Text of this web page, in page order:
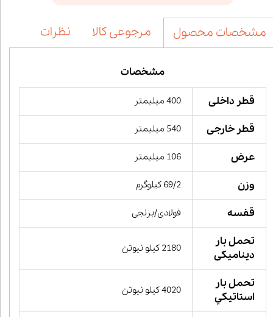
مشخصات محصول مرجوعی کالا نظرات
مشخصات
قطر داخلی 400 میلیمتر
قطر خارجی 540 میلیمتر
عرض 106 میلیمتر
وزن 69/2 کیلوگرم
قفسه فولادی/برنجی
تحمل بار
دینامیکی
2180 کیلو نیوتن
تحمل بار
استاتيكي
4020 کیلو نیوتن